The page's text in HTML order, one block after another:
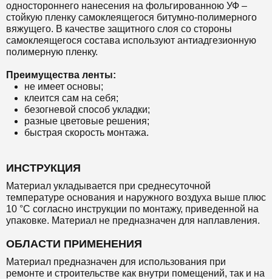
одностороннего нанесения на фольгированною УФ –
стойкую пленку самоклеящегося битумно-полимерного
вяжущего. В качестве защитного слоя со стороны
самоклеящегося состава используют антиадгезионную
полимерную пленку.
Преимущества ленты:
не имеет основы;
клеится сам на себя;
безогневой способ укладки;
разные цветовые решения;
быстрая скорость монтажа.
ИНСТРУКЦИЯ
Материал укладывается при среднесуточной
температуре основания и наружного воздуха выше плюс
10 °С согласно инструкции по монтажу, приведенной на
упаковке. Материал не предназначен для наплавления.
ОБЛАСТИ ПРИМЕНЕНИЯ
Материал предназначен для использования при
ремонте и строительстве как внутри помещений, так и на